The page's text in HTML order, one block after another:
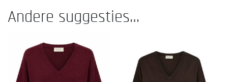
Andere suggesties…